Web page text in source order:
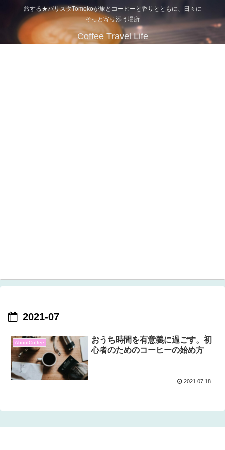
旅する★バリスタTomokoが旅とコーヒーと香りとともに、日々に
そっと寄り添う場所
Coffee Travel Life
2021-07
AboutCoffee
おうち時間を有意義に過ごす。初
心者のためのコーヒーの始め方
2021.07.18